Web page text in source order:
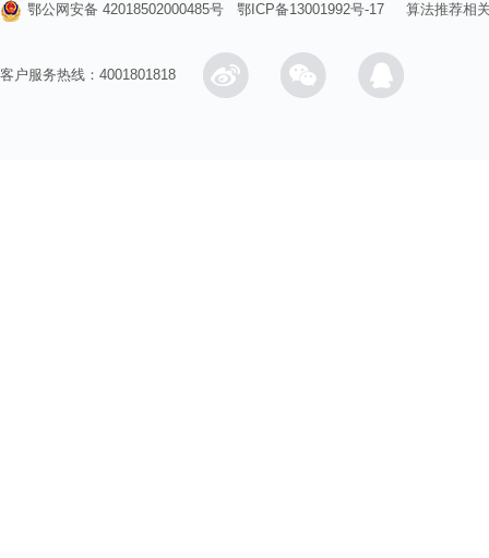
鄂公网安备 42018502000485号
鄂ICP备13001992号-17 算法推荐相
客户服务热线：4001801818